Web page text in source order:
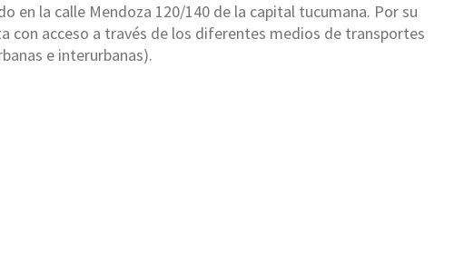
en la calle Mendoza 120/140 de la capital tucumana. Por su
con acceso a través de los diferentes medios de transportes
e interurbanas).